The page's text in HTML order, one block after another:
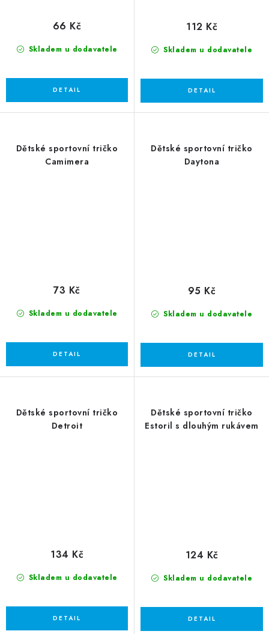
Skladem u dodavatele
66 Kč
Skladem u dodavatele
112 Kč
Dětské sportovní tričko
Camimera
Skladem u dodavatele
73 Kč
Dětské sportovní tričko
Daytona
Skladem u dodavatele
95 Kč
Dětské sportovní tričko
Detroit
Skladem u dodavatele
134 Kč
Dětské sportovní tričko
Estoril s dlouhým rukávem
Skladem u dodavatele
124 Kč